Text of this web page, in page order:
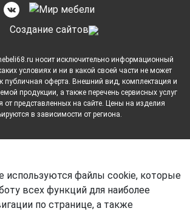
Cоздание сайтов
носит исключительно информационный
условиях и ни в какой своей части не может
публичная оферта. Внешний вид, комплектация и
продукции, а также перечень сервисных услуг
от представленных на сайте. Цены на изделия
в зависимости от региона.
используются файлы cookie, которые
всех функций для наиболее
по странице, а также